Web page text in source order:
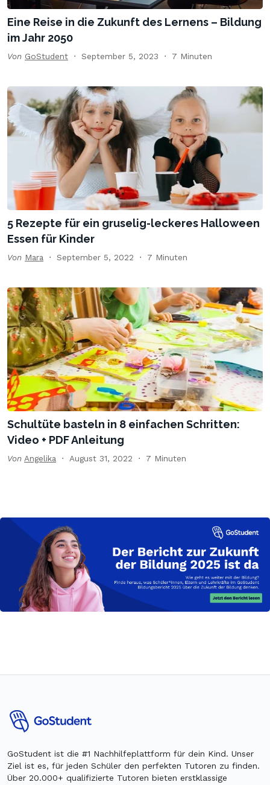
Eine Reise in die Zukunft des Lernens – Bildung
im Jahr 2050
Von GoStudent September 5, 2023 7 Minuten
5 Rezepte für ein gruselig-leckeres Halloween
Essen für Kinder
Von Mara September 5, 2022 7 Minuten
Schultüte basteln in 8 einfachen Schritten:
Video + PDF Anleitung
Von Angelika August 31, 2022 7 Minuten
GoStudent ist die #1 Nachhilfeplattform für dein Kind. Unser
Ziel ist es, für jeden Schüler den perfekten Tutoren zu finden.
Über 20.000+ qualifizierte Tutoren bieten erstklassige